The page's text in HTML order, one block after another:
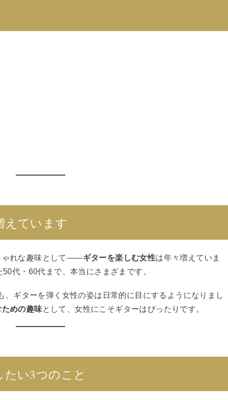
えています
ゃれな趣味として——ギターを楽しむ女性は年々増えていま
代・60代まで、本当にさまざまです。
、ギターを弾く女性の姿は日常的に目にするようになりまし
めの趣味として、女性にこそギターはぴったりです。
い3つのこと